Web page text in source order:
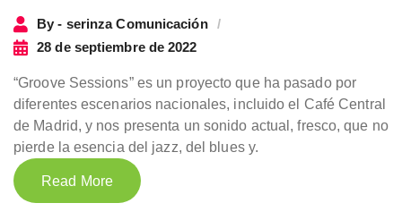
By - serinza Comunicación
28 de septiembre de 2022
“Groove Sessions” es un proyecto que ha pasado por
diferentes escenarios nacionales, incluido el Café Central
de Madrid, y nos presenta un sonido actual, fresco, que no
pierde la esencia del jazz, del blues y.
Read More